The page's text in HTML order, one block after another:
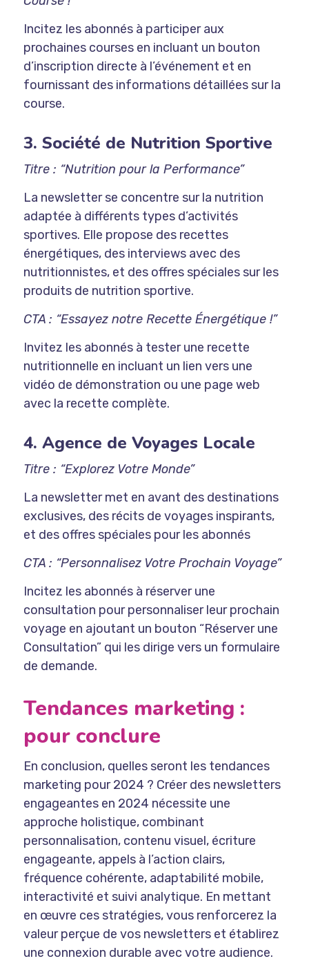
Incitez les abonnés à participer aux
prochaines courses en incluant un bouton
d’inscription directe à l’événement et en
fournissant des informations détaillées sur la
course.
3. Société de Nutrition Sportive
Titre : “Nutrition pour la Performance”
La newsletter se concentre sur la nutrition
adaptée à différents types d’activités
sportives. Elle propose des recettes
énergétiques, des interviews avec des
nutritionnistes, et des offres spéciales sur les
produits de nutrition sportive.
CTA : “Essayez notre Recette Énergétique !”
Invitez les abonnés à tester une recette
nutritionnelle en incluant un lien vers une
vidéo de démonstration ou une page web
avec la recette complète.
4. Agence de Voyages Locale
Titre : “Explorez Votre Monde”
La newsletter met en avant des destinations
exclusives, des récits de voyages inspirants,
et des offres spéciales pour les abonnés
CTA : “Personnalisez Votre Prochain Voyage”
Incitez les abonnés à réserver une
consultation pour personnaliser leur prochain
voyage en ajoutant un bouton “Réserver une
Consultation” qui les dirige vers un formulaire
de demande.
Tendances marketing :
pour conclure
En conclusion, quelles seront les tendances
marketing pour 2024 ? Créer des newsletters
engageantes en 2024 nécessite une
approche holistique, combinant
personnalisation, contenu visuel, écriture
engageante, appels à l’action clairs,
fréquence cohérente, adaptabilité mobile,
interactivité et suivi analytique. En mettant
en œuvre ces stratégies, vous renforcerez la
valeur perçue de vos newsletters et établirez
une connexion durable avec votre audience.